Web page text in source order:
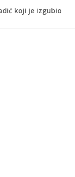
koji je izgubio
(Hasan)
(Smajil)